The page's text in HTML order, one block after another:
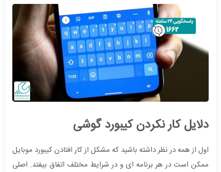
دلایل کار نکردن کیبورد گوشی
اول از همه در نظر داشته باشید که مشکل از کار افتادن کیبورد موبایل
ممکن است در هر برنامه ای و در شرایط مختلف اتفاق بیفتد. اصلی